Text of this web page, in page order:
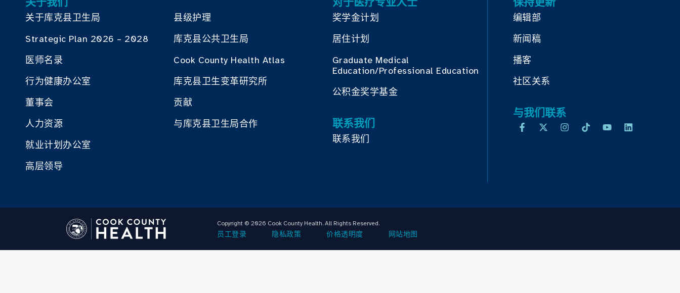
关于库克县卫生局
Strategic Plan 2026 – 2028
医师名录
行为健康办公室
董事会
人力资源
就业计划办公室
高层领导
县级护理
库克县公共卫生局
Cook County Health Atlas
库克县卫生变革研究所
贡献
与库克县卫生局合作
奖学金计划
居住计划
Graduate Medical
Education/Professional Education
公积金奖学基金
联系我们
联系我们
编辑部
新闻稿
播客
社区关系
与我们联系
Copyright © 2026 Cook County Health. All Rights Reserved.
员工登录 隐私政策 价格透明度 网站地图